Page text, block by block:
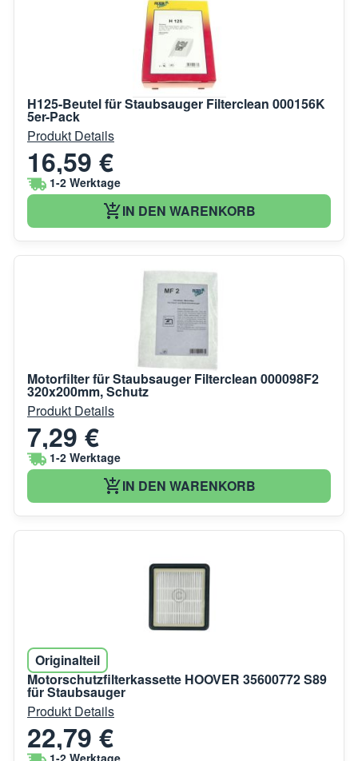
H125-Beutel für Staubsauger Filterclean 000156K
5er-Pack
Produkt Details
16,59 €
1-2 Werktage
IN DEN WARENKORB
Motorfilter für Staubsauger Filterclean 000098F2
320x200mm, Schutz
Produkt Details
7,29 €
1-2 Werktage
IN DEN WARENKORB
Originalteil
Motorschutzfilterkassette HOOVER 35600772 S89
für Staubsauger
Produkt Details
22,79 €